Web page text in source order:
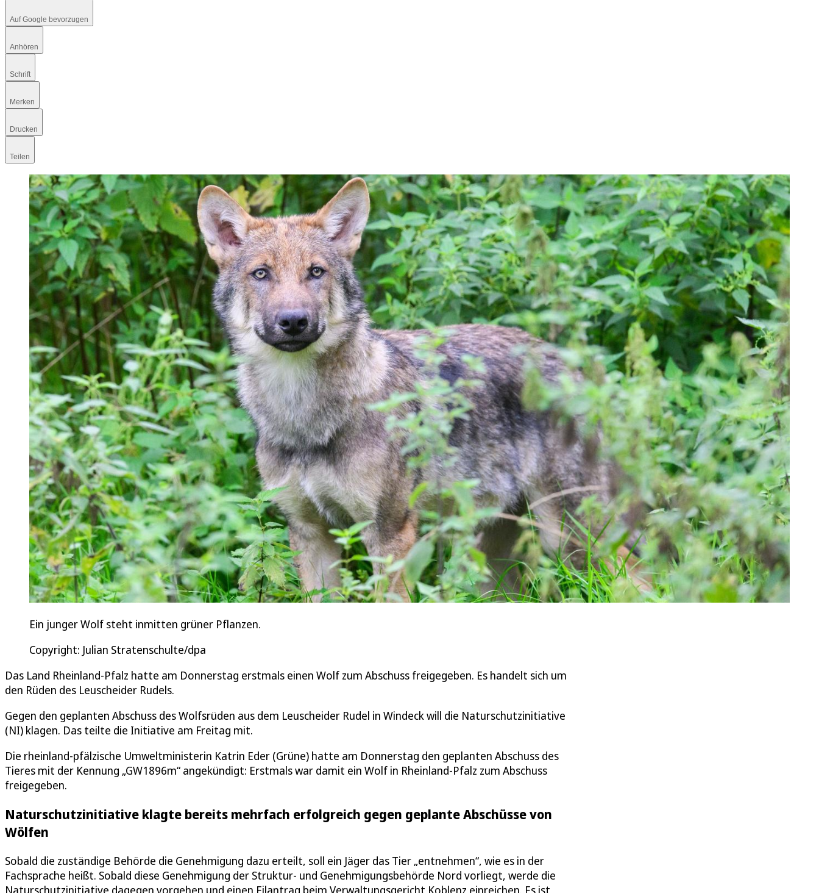
Auf Google bevorzugen
Anhören
Schrift
Merken
Drucken
Teilen
Ein junger Wolf steht inmitten grüner Pflanzen.
Copyright: Julian Stratenschulte/dpa
Das Land Rheinland-Pfalz hatte am Donnerstag erstmals einen Wolf zum Abschuss freigegeben. Es handelt sich um
den Rüden des Leuscheider Rudels.
Gegen den geplanten Abschuss des Wolfsrüden aus dem Leuscheider Rudel in Windeck will die Naturschutzinitiative
(NI) klagen. Das teilte die Initiative am Freitag mit.
Die rheinland-pfälzische Umweltministerin Katrin Eder (Grüne) hatte am Donnerstag den geplanten Abschuss des
Tieres mit der Kennung „GW1896m“ angekündigt: Erstmals war damit ein Wolf in Rheinland-Pfalz zum Abschuss
freigegeben.
Naturschutzinitiative klagte bereits mehrfach erfolgreich gegen geplante Abschüsse von
Wölfen
Sobald die zuständige Behörde die Genehmigung dazu erteilt, soll ein Jäger das Tier „entnehmen“, wie es in der
Fachsprache heißt. Sobald diese Genehmigung der Struktur- und Genehmigungsbehörde Nord vorliegt, werde die
Naturschutzinitiative dagegen vorgehen und einen Eilantrag beim Verwaltungsgericht Koblenz einreichen. Es ist